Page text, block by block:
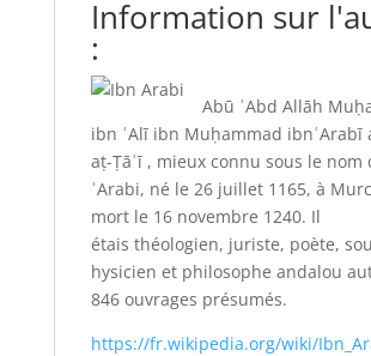
Information sur
:
Abū ʿAbd Allāh
ibn ʿAlī ibn Muḥammad ibnʿArabī
aṭ-Ṭāʾī , mieux connu sous le nom
ʿArabi, né le 26 juillet 1165, à
mort le 16 novembre 1240. Il
étais théologien, juriste, poète,
hysicien et philosophe andalou
846 ouvrages présumés.
https://fr.wikipedia.org/wiki/